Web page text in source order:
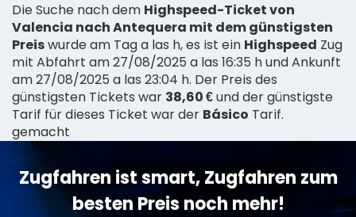
Die Suche nach dem Highspeed-Ticket von
Valencia nach Antequera mit dem günstigsten
Preiswurde am Tag a las h, es ist ein Highspeed Zug
mit Abfahrt am 27/08/2025 a las 16:35 h und Ankunft
am 27/08/2025 a las 23:04 h. Der Preis des
günstigsten Tickets war 38,60 €und der günstigste
Tarif für dieses Ticket war der Básico Tarif.
gemacht
Zugfahren ist smart, Zugfahren zum
besten Preis noch mehr!